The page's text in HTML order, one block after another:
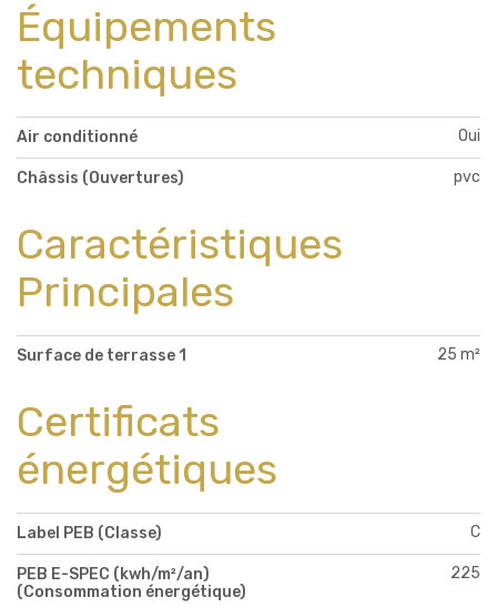
Équipements
techniques
Air conditionné Oui
Châssis (Ouvertures) pvc
Caractéristiques
Principales
Surface de terrasse 1 25 m²
Certificats
énergétiques
Label PEB (Classe) C
PEB E-SPEC (kwh/m²/an)
(Consommation énergétique)
225